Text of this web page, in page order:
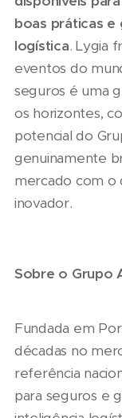
boas práticas
logística. Lygia
eventos do
seguros é uma
os horizontes,
potencial do
genuinamente
mercado com o
inovador.
Sobre o Grupo
Fundada em
décadas no
referência
para seguros e